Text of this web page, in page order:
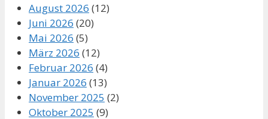
August 2026 (12)
Juni 2026 (20)
Mai 2026 (5)
März 2026 (12)
Februar 2026 (4)
Januar 2026 (13)
November 2025 (2)
Oktober 2025 (9)